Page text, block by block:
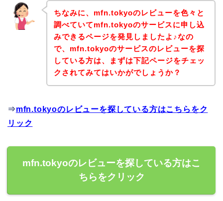
ちなみに、mfn.tokyoのレビューを色々と
調べていてmfn.tokyoのサービスに申し込
みできるページを発見しましたよ♪なの
で、mfn.tokyoのサービスのレビューを探
している方は、まずは下記ページをチェッ
クされてみてはいかがでしょうか？
⇒mfn.tokyoのレビューを探している方はこちらをク
リック
mfn.tokyoのレビューを探している方はこ
ちらをクリック